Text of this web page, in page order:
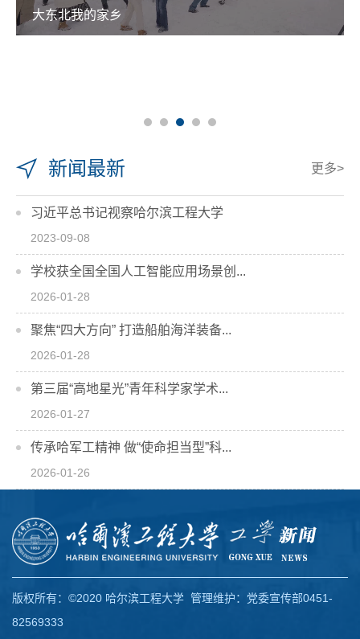
的家乡
新闻最新 更多>
习近平总书记视察哈尔滨工程大学
2023-09-08
学校获全国全国人工智能应用场景创...
2026-01-28
聚焦“四大方向” 打造船舶海洋装备...
2026-01-28
第三届“高地星光”青年科学家学术...
2026-01-27
传承哈军工精神 做“使命担当型”科...
2026-01-26
版权所有：©2020 哈尔滨工程大学 管理维护：党委宣传部0451-
82569333